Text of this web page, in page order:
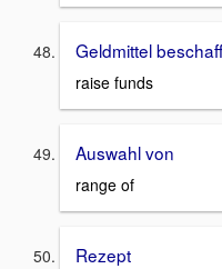
Geldmittel
raise funds
Auswahl von
range of
Rezept